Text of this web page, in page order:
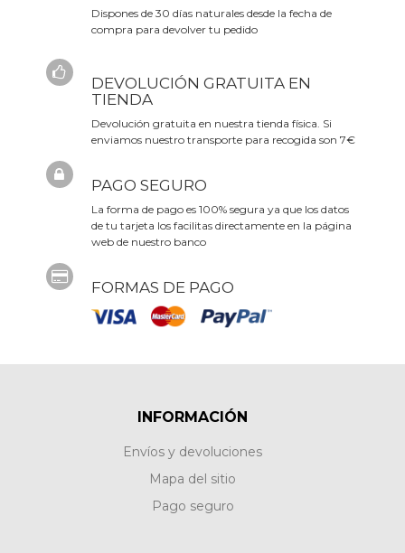
Dispones de 30 días naturales desde la fecha de
compra para devolver tu pedido
DEVOLUCIÓN GRATUITA EN
TIENDA
Devolución gratuita en nuestra tienda física. Si
enviamos nuestro transporte para recogida son 7€
PAGO SEGURO
La forma de pago es 100% segura ya que los datos
de tu tarjeta los facilitas directamente en la página
web de nuestro banco
FORMAS DE PAGO
INFORMACIÓN
Envíos y devoluciones
Mapa del sitio
Pago seguro